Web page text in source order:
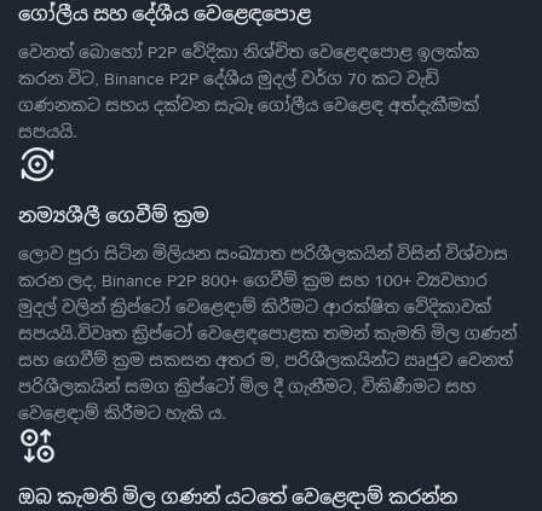
ගෝලීය සහ දේශීය වෙළෙඳපොළ
වෙනත් බොහෝ P2P වේදිකා නිශ්චිත වෙළෙඳපොළ ඉලක්ක
කරන විට, Binance P2P දේශීය මුදල් වර්ග 70 කට වැඩි
ගණනකට සහය දක්වන සැබෑ ගෝලීය වෙළෙඳ අත්දැකීමක්
සපයයි.
නම්‍යශීලී ගෙවීම් ක්‍රම
ලොව පුරා සිටින මිලියන සංඛ්‍යාත පරිශීලකයින් විසින් විශ්වාස
කරන ලද, Binance P2P 800+ ගෙවීම් ක්‍රම සහ 100+ ව්‍යවහාර
මුදල් වලින් ක්‍රිප්ටෝ වෙළෙඳාම් කිරීමට ආරක්ෂිත වේදිකාවක්
සපයයි.විවෘත ක්‍රිප්ටෝ වෙළෙඳපොළක තමන් කැමති මිල ගණන්
සහ ගෙවීම් ක්‍රම සකසන අතර ම, පරිශීලකයින්ට ඍජුව වෙනත්
පරිශීලකයින් සමග ක්‍රිප්ටෝ මිල දී ගැනීමට, විකිණීමට සහ
වෙළෙඳාම් කිරීමට හැකි ය.
ඔබ කැමති මිල ගණන් යටතේ වෙළෙඳාම් කරන්න